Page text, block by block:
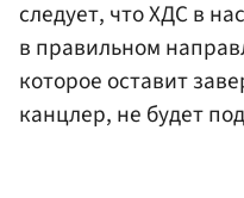
следует, что ХДС в
в правильном
которое оставит
канцлер, не будет